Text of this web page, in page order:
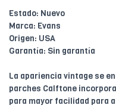
Estado: Nuevo
Marca: Evans
Origen: USA
Garantía: Sin garantía
La apariencia vintage se
parches Calftone
para mayor facilidad para